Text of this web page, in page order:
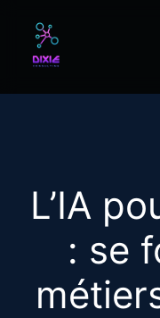
contenu
L’IA
: se